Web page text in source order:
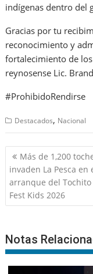
indígenas dentro del
Gracias por tu
reconocimiento y
fortalecimiento de
reynosense Lic.
#ProhibidoRendirse
Destacados, Nacional
Navegación
de
entradas
Más de 1,200
invaden La Pesca en
arranque del Tochito
Fest Kids 2026
Notas